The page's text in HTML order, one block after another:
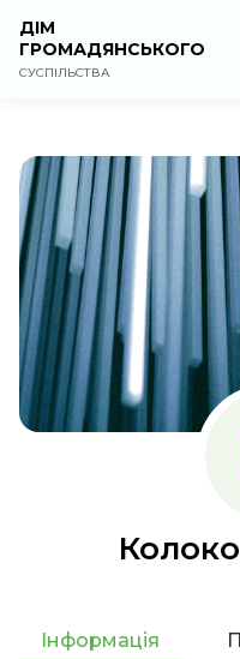
ДІМ
ГРОМАДЯНСЬКОГО
СУСПІЛЬСТВА
Інформація